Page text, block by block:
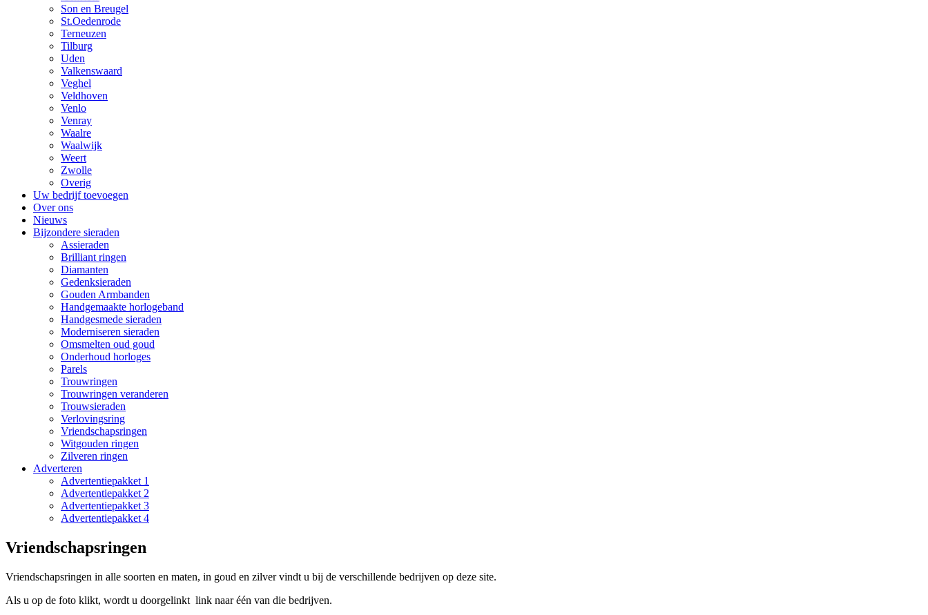
Son en Breugel
St.Oedenrode
Terneuzen
Tilburg
Uden
Valkenswaard
Veghel
Veldhoven
Venlo
Venray
Waalre
Waalwijk
Weert
Zwolle
Overig
Uw bedrijf toevoegen
Over ons
Nieuws
Bijzondere sieraden
Assieraden
Brilliant ringen
Diamanten
Gedenksieraden
Gouden Armbanden
Handgemaakte horlogeband
Handgesmede sieraden
Moderniseren sieraden
Omsmelten oud goud
Onderhoud horloges
Parels
Trouwringen
Trouwringen veranderen
Trouwsieraden
Verlovingsring
Vriendschapsringen
Witgouden ringen
Zilveren ringen
Adverteren
Advertentiepakket 1
Advertentiepakket 2
Advertentiepakket 3
Advertentiepakket 4
Vriendschapsringen
Vriendschapsringen in alle soorten en maten, in goud en zilver vindt u bij de verschillende bedrijven op deze site.
Als u op de foto klikt, wordt u doorgelinkt link naar één van die bedrijven.